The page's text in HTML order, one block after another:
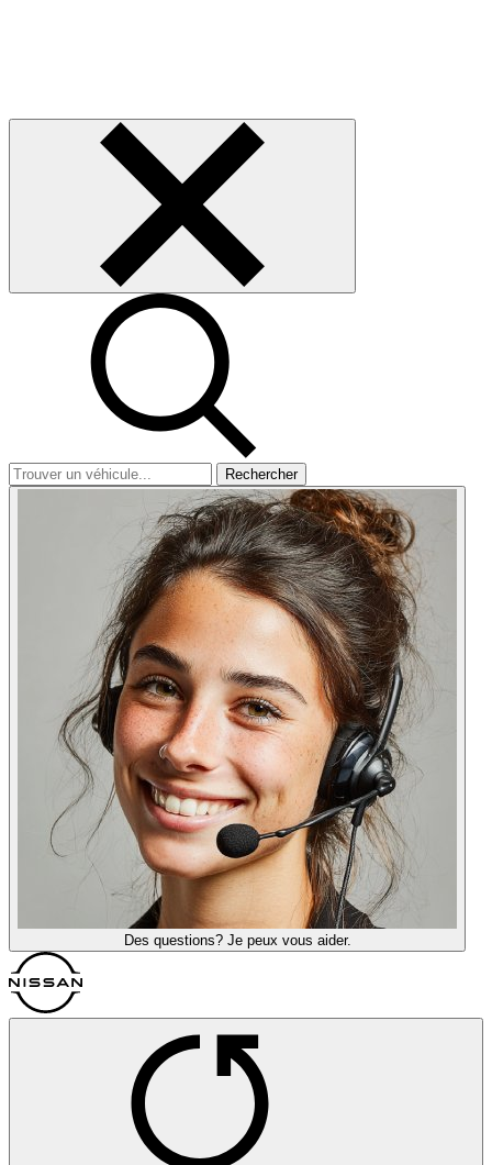
Rechercher
Des questions? Je peux vous aider.